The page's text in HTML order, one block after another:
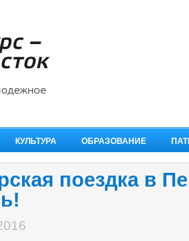
КУЛЬТУРА ОБРАЗОВАНИЕ
поездка в